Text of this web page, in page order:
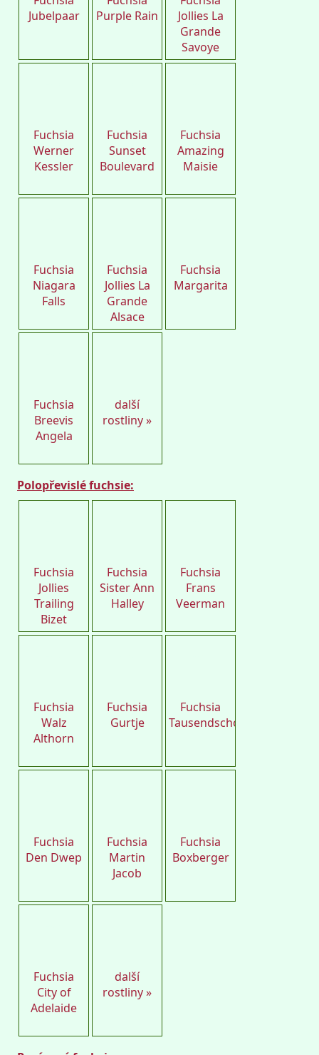
Jubelpaar
Purple Rain
Jollies La
Grande
Savoye
Fuchsia
Werner
Kessler
Fuchsia
Sunset
Boulevard
Fuchsia
Amazing
Maisie
Fuchsia
Niagara
Falls
Fuchsia
Jollies La
Grande
Alsace
Fuchsia
Margarita
Fuchsia
Breevis
Angela
další
rostliny »
Polopřevislé fuchsie:
Fuchsia
Jollies
Trailing
Bizet
Fuchsia
Sister Ann
Halley
Fuchsia
Frans
Veerman
Fuchsia
Walz
Althorn
Fuchsia
Gurtje
Fuchsia
Tausendschon
Fuchsia
Den Dwep
Fuchsia
Martin
Jacob
Fuchsia
Boxberger
Fuchsia
City of
Adelaide
další
rostliny »